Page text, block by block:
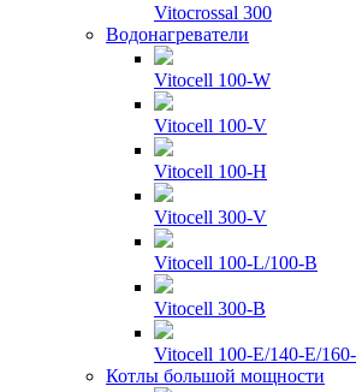
Vitocrossal 300
Водонагреватели
Vitocell 100-W
Vitocell 100-V
Vitocell 100-H
Vitocell 300-V
Vitocell 100-L/100-B
Vitocell 300-B
Vitocell 100-E/140-E/
Котлы большой мощности